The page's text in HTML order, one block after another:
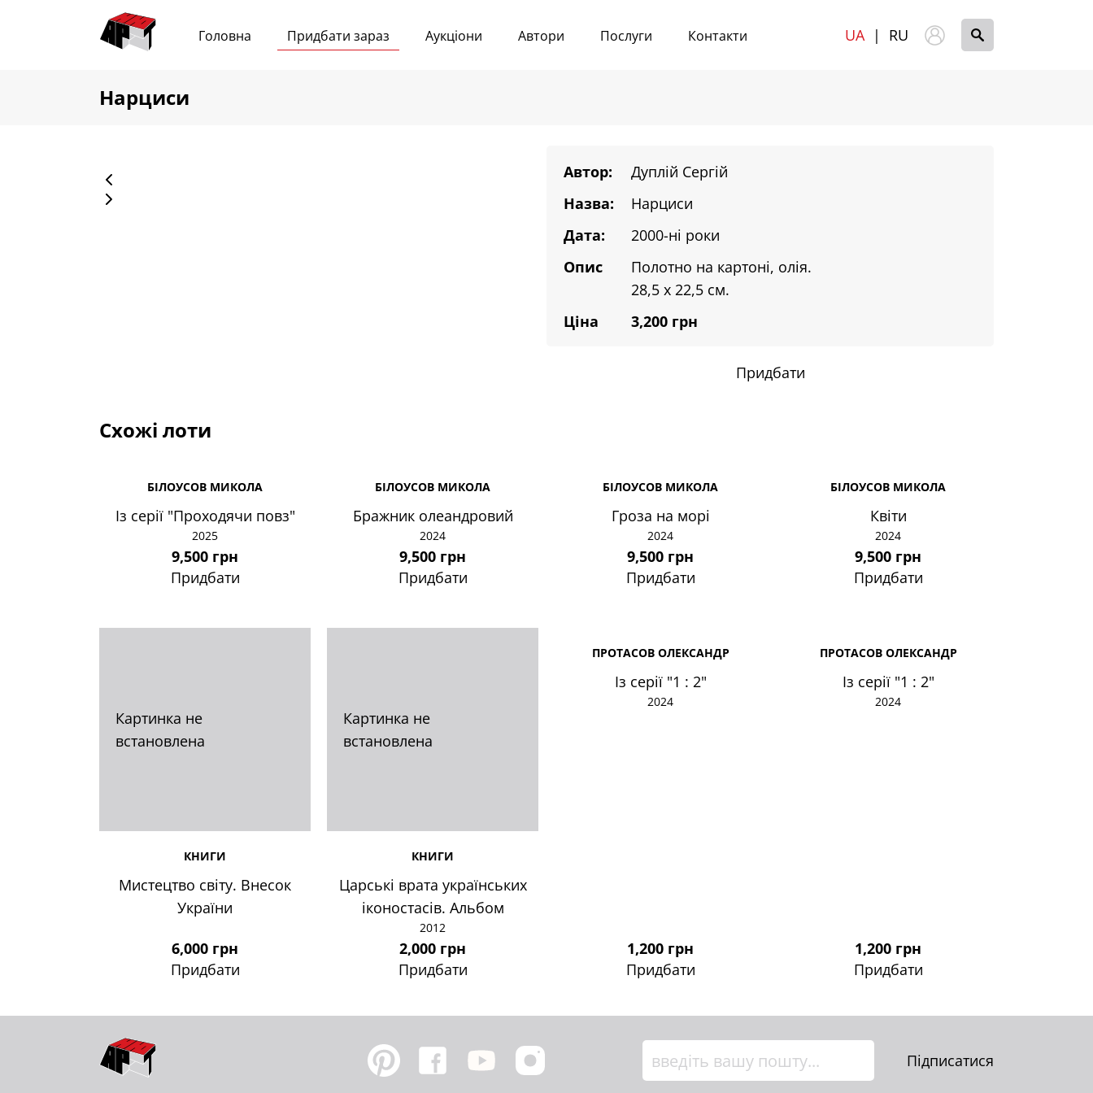
Головна Придбати зараз Аукціони Автори Послуги Контакти UA | RU
Нарциси
Автор:
Дуплій Сергій
Назва:
Нарциси
Дата:
2000-ні роки
Опис
Полотно на картоні, олія.
28,5 х 22,5 см.
Ціна
3,200 грн
Придбати
Схожі лоти
БІЛОУСОВ МИКОЛА
Із серії "Проходячи повз"
2025
9,500 грн
Придбати
БІЛОУСОВ МИКОЛА
Бражник олеандровий
2024
9,500 грн
Придбати
БІЛОУСОВ МИКОЛА
Гроза на морі
2024
9,500 грн
Придбати
БІЛОУСОВ МИКОЛА
Квіти
2024
9,500 грн
Придбати
Картинка не
встановлена
КНИГИ
Мистецтво світу. Внесок
України
6,000 грн
Придбати
Картинка не
встановлена
КНИГИ
Царські врата українських
іконостасів. Альбом
2012
2,000 грн
Придбати
ПРОТАСОВ ОЛЕКСАНДР
Із серії "1 : 2"
2024
1,200 грн
Придбати
ПРОТАСОВ ОЛЕКСАНДР
Із серії "1 : 2"
2024
1,200 грн
Придбати
Підписатися